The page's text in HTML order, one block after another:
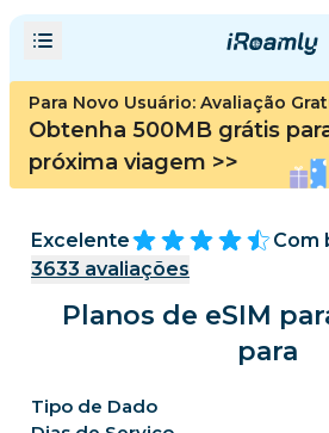
Para Novo Usuário: Avaliação
Obtenha 500MB grátis
próxima viagem >>
Excelente
Com
3633 avaliações
Planos de eSIM
para
Tipo de Dado